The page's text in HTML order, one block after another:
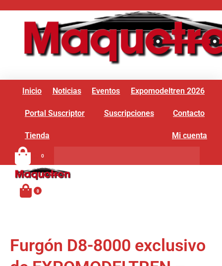
Inicio Noticias Eventos Expomodeltren 2026
Portal Suscriptor Suscripciones Contacto
Tienda Mi cuenta
Carrito
MENU
Furgón D8-8000 exclusivo